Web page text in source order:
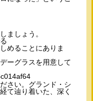
ましょう。
めることにありま
ーグラスを用意して
さい。グランド・シ
て辿り着いた、深く